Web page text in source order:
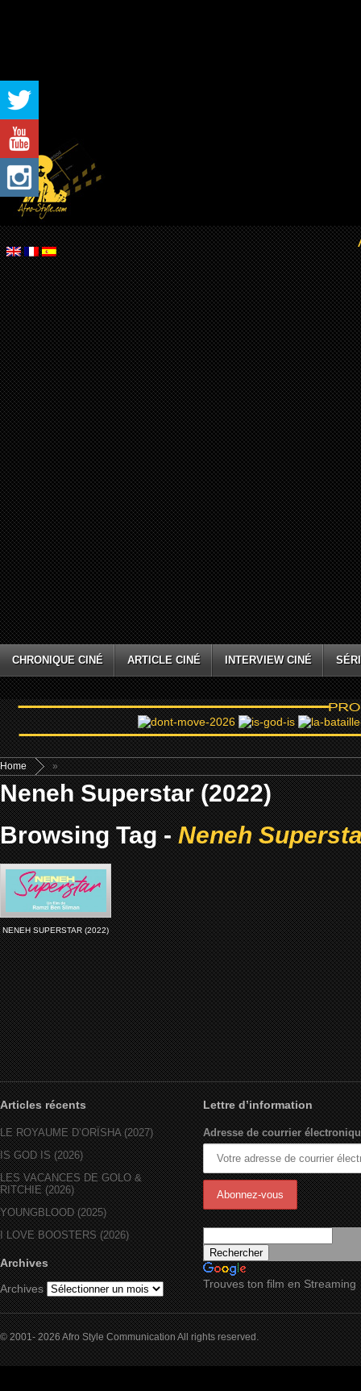
CHRONIQUE CINÉ ARTICLE CINÉ INTERVIEW CINÉ
Home »
Neneh Superstar (2022)
Browsing Tag -Neneh
NENEH SUPERSTAR (2022)
Articles récents
LE ROYAUME D’ORÏSHA (2027)
IS GOD IS (2026)
LES VACANCES DE GOLO &
RITCHIE (2026)
YOUNGBLOOD (2025)
I LOVE BOOSTERS (2026)
Archives
Archives
Lettre d’information
Adresse de courrier
Trouves ton film en Streaming
© 2001- 2026 Afro Style Communication All rights reserved.